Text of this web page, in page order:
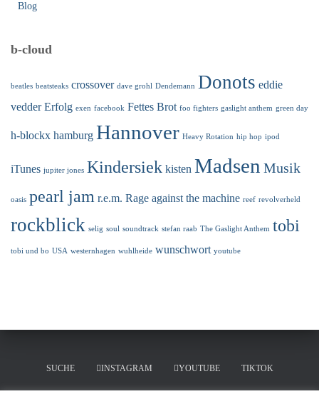
Blog
b-cloud
beatles beatsteaks crossover dave grohl Dendemann Donots eddie
vedder Erfolg exen facebook Fettes Brot foo fighters gaslight anthem green day
h-blockx hamburg Hannover Heavy Rotation hip hop ipod
iTunes jupiter jones Kindersiek kisten Madsen Musik
oasis pearl jam r.e.m. Rage against the machine reef revolverheld
rockblick selig soul soundtrack stefan raab The Gaslight Anthem tobi
tobi und bo USA westernhagen wuhlheide wunschwort youtube
SUCHE INSTAGRAM YOUTUBE TIKTOK